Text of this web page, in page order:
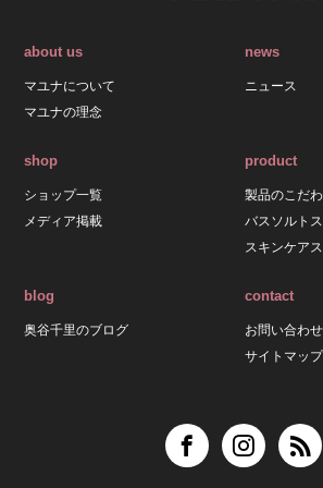
about us
マユナについて
マユナの理念
news
ニュース
shop
ショップ一覧
メディア掲載
product
製品のこだわ
バスソルト
スキンケア
blog
奥谷千里のブログ
contact
お問い合わせ
サイトマップ